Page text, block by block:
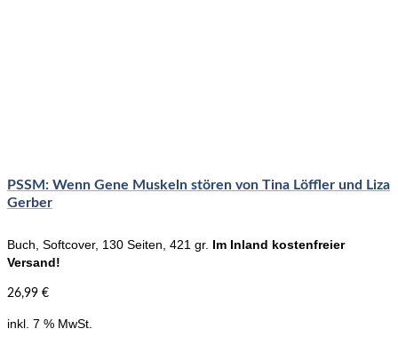
werden
PSSM: Wenn Gene Muskeln stören von Tina Löffler und Liza
Gerber
Buch, Softcover, 130 Seiten, 421 gr. Im Inland kostenfreier
Versand!
26,99 €
inkl. 7 % MwSt.